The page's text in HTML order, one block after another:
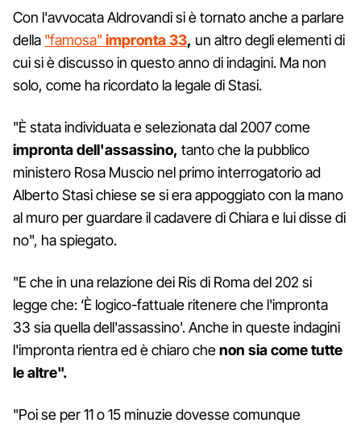
Con l'avvocata Aldrovandi si è tornato anche a parlare
della "famosa" impronta 33, un altro degli elementi di
cui si è discusso in questo anno di indagini. Ma non
solo, come ha ricordato la legale di Stasi.
"È stata individuata e selezionata dal 2007 come
impronta dell'assassino, tanto che la pubblico
ministero Rosa Muscio nel primo interrogatorio ad
Alberto Stasi chiese se si era appoggiato con la mano
al muro per guardare il cadavere di Chiara e lui disse di
no", ha spiegato.
"E che in una relazione dei Ris di Roma del 202 si
legge che: ‘È logico-fattuale ritenere che l'impronta
33 sia quella dell'assassino'. Anche in queste indagini
l'impronta rientra ed è chiaro chenon sia come tutte
le altre".
"Poi se per 11 o 15 minuzie dovesse comunque